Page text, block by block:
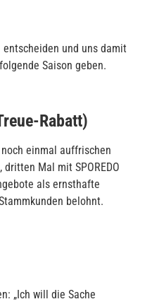
entscheiden und uns damit
Saison geben.
Rabatt)
einmal auffrischen
Mal mit SPOREDO
als ernsthafte
belohnt.
„Ich will die Sache